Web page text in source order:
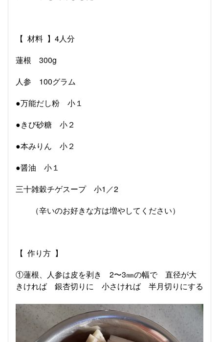
【 材料 】4人分
蓮根 300g
人参 100グラム
●万能だし粉 小１
●きび砂糖 小２
●本みりん 小２
●醤油 小１
三十雑穀チゲスープ 小1／2
（辛いのお好きな方は増やしてください）
【 作り方 】
①蓮根、人参は皮を剥き 2〜3㎜の幅で 直径が大
きければ 銀杏切りに 小さければ 半月切りにする